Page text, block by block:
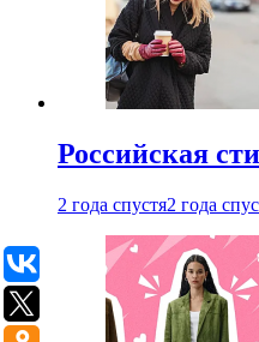
Российская
2 года спустя2 года